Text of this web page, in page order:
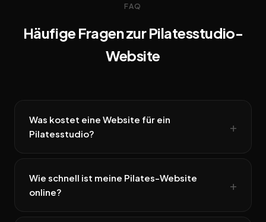
FAQ
Häufige Fragen zur Pilatesstudio-
Website
Was kostet eine Website für ein
Pilatesstudio?
Wie schnell ist meine Pilates-Website
online?